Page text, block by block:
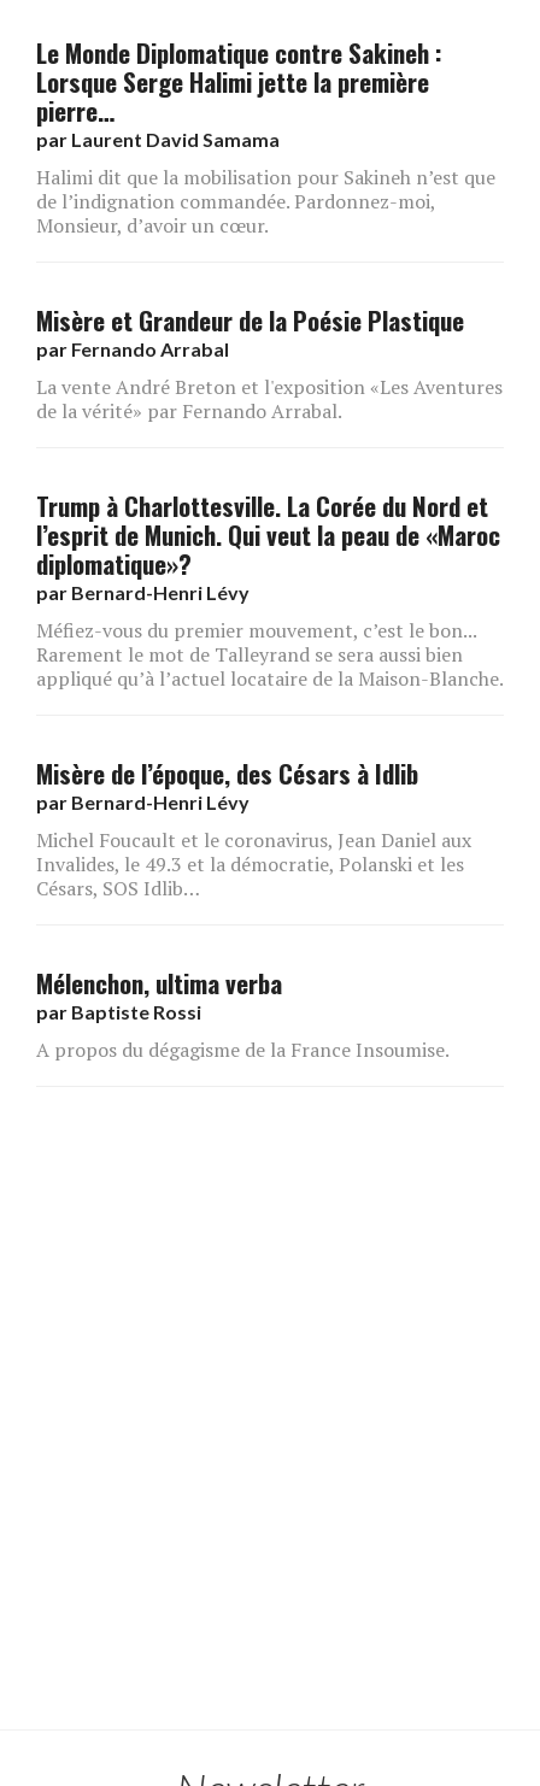
Le Monde Diplomatique contre Sakineh :
Lorsque Serge Halimi jette la première
pierre…
par Laurent David Samama
Halimi dit que la mobilisation pour Sakineh n’est que
de l’indignation commandée. Pardonnez-moi,
Monsieur, d’avoir un cœur.
Misère et Grandeur de la Poésie Plastique
par Fernando Arrabal
La vente André Breton et l'exposition «Les Aventures
de la vérité» par Fernando Arrabal.
Trump à Charlottesville. La Corée du Nord et
l’esprit de Munich. Qui veut la peau de «Maroc
diplomatique»?
par Bernard-Henri Lévy
Méfiez-vous du premier mouvement, c’est le bon...
Rarement le mot de Talleyrand se sera aussi bien
appliqué qu’à l’actuel locataire de la Maison-Blanche.
Misère de l’époque, des Césars à Idlib
par Bernard-Henri Lévy
Michel Foucault et le coronavirus, Jean Daniel aux
Invalides, le 49.3 et la démocratie, Polanski et les
Césars, SOS Idlib…
Mélenchon, ultima verba
par Baptiste Rossi
A propos du dégagisme de la France Insoumise.